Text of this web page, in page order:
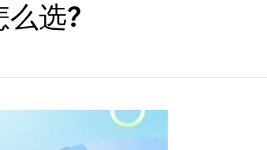
么选?